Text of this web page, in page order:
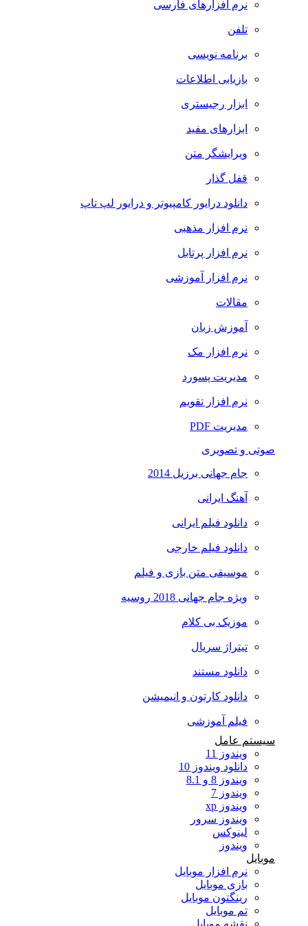
نرم افزارهای فارسی
تلفن
برنامه نویسی
بازیابی اطلاعات
ابزار رجیستری
ابزارهای مفید
ویرایشگر متن
قفل گذار
دانلود درایور کامپیوتر و درایور لپ تاپ
نرم افزار مذهبی
نرم افزار پرتابل
نرم افزار آموزشی
مقالات
آموزش زبان
نرم افزار مک
مدیریت پسورد
نرم افزار تقویم
مدیریت PDF
صوتی و تصویری
جام جهانی برزیل 2014
آهنگ ایرانی
دانلود فیلم ایرانی
دانلود فیلم خارجی
موسیقی متن بازی و فیلم
ویژه جام جهانی 2018 روسیه
موزیک بی کلام
تیتراژ سریال
دانلود مستند
دانلود کارتون و انیمیشن
فیلم آموزشی
سیستم عامل
ویندوز 11
دانلود ویندوز 10
ویندوز 8 و 8.1
ویندوز 7
ویندوز xp
ویندوز سرور
لینوکس
ویندوز
موبایل
نرم افزار موبایل
بازی موبایل
رینگتون موبایل
تم موبایل
نقشه موبایل